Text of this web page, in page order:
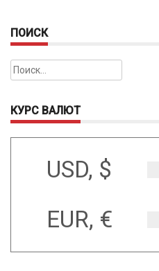
ПОИСК
Найти:
КУРС ВАЛЮТ
USD, $
EUR, €